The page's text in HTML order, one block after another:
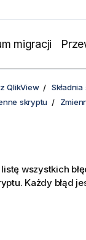
migracji
QlikView
skryptu
wszystkich
Każdy błąd